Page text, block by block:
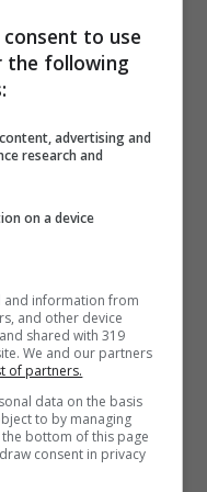
i numeri
l’ intera
ha vinto, e la
to use
the following
advertising and
research and
on a device
and information from
and other device
shared with 319
We and our partners
of partners.
data on the basis
to by managing
bottom of this page
consent in privacy